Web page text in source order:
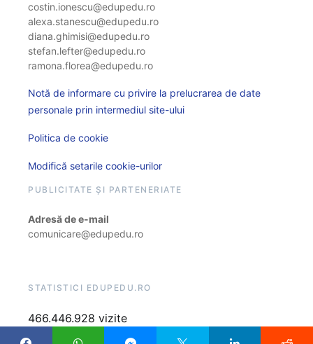
costin.ionescu@edupedu.ro
alexa.stanescu@edupedu.ro
diana.ghimisi@edupedu.ro
stefan.lefter@edupedu.ro
ramona.florea@edupedu.ro
Notă de informare cu privire la prelucrarea de date
personale prin intermediul site-ului
Politica de cookie
Modifică setarile cookie-urilor
PUBLICITATE ȘI PARTENERIATE
Adresă de e-mail
comunicare@edupedu.ro
STATISTICI EDUPEDU.RO
466.446.928 vizite